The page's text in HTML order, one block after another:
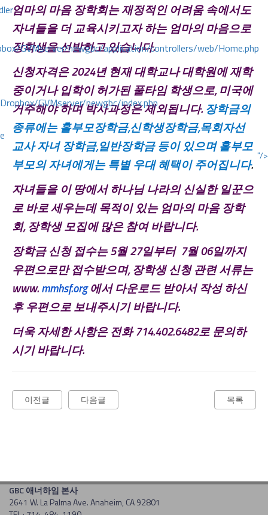
GVMserver/newgbc/application/controllers/web/Home.php
GVMserver/newgbc/index.php
"/>
엄마의 마음 장학회는 재정적인 어려움 속에서도
자녀들을 더 교육시키고자 하는 엄마의 마음으로
장학생을선발하고있습니다.
신청자격은 2024년 현재 대학교나 대학원에 재학
중이거나 입학이 허가된 풀타임 학생으로, 미국에
거주해야 하며 박사과정은 제외됩니다. 장학금의
종류에는 홀부모장학금,신학생장학금,목회자선
교사 자녀 장학금,일반장학금 등이있으며 홀부모
부모의자녀에게는 특별 우대 혜택이 주어집니다.
자녀들을 이 땅에서 하나님 나라의 신실한 일꾼으
로 바로 세우는데 목적이있는 엄마의 마음 장학
회, 장학생 모집에 많은 참여 바랍니다.
장학금 신청 접수는5월 27일부터 7월 06일까지
우편으로만 접수받으며, 장학생 신청 관련 서류는
www.mmhsf.org 에서 다운로드 받아서 작성 하신
후 우편으로 보내주시기 바랍니다.
더욱 자세한사항은 전화714.402.6482로 문의하
시기 바랍니다.
다음글
이전글 목록
GBC 애너하임 본사
2641 W. La Palma Ave. Anaheim, CA 92801